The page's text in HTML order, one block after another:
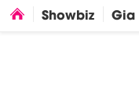
Showbiz Gia